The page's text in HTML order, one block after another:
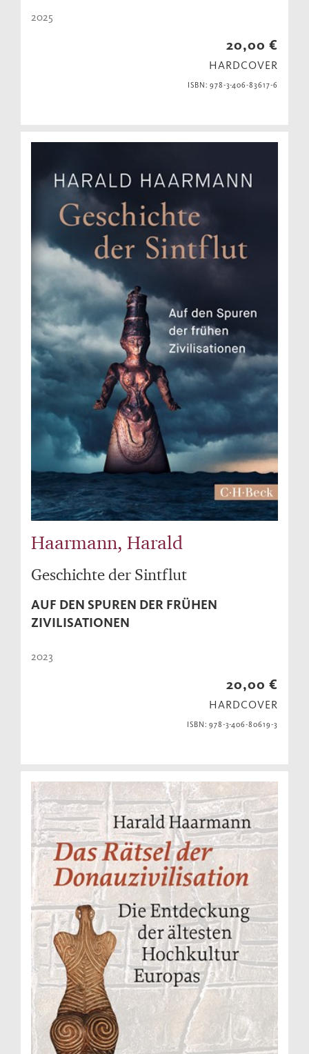
2025
20,00 €
HARDCOVER
ISBN: 978-3-406-83617-6
Haarmann, Harald
Geschichte der Sintflut
AUF DEN SPUREN DER FRÜHEN
ZIVILISATIONEN
2023
20,00 €
HARDCOVER
ISBN: 978-3-406-80619-3